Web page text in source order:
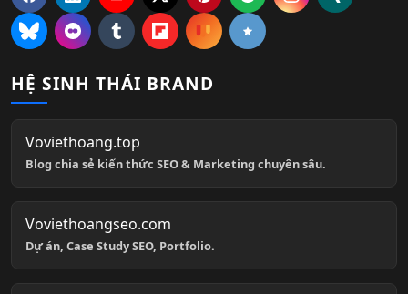
HỆ SINH THÁI BRAND
Voviethoang.top
Blog chia sẻ kiến thức SEO & Marketing chuyên sâu.
Voviethoangseo.com
Dự án, Case Study SEO, Portfolio.